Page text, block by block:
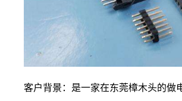
客户背景：是一家在东莞樟木头的做